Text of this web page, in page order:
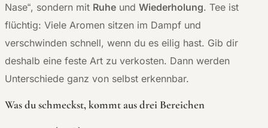
Nase“, sondern mit Ruhe und Wiederholung. Tee ist
flüchtig: Viele Aromen sitzen im Dampf und
verschwinden schnell, wenn du es eilig hast. Gib dir
deshalb eine feste Art zu verkosten. Dann werden
Unterschiede ganz von selbst erkennbar.
Was du schmeckst, kommt aus drei Bereichen